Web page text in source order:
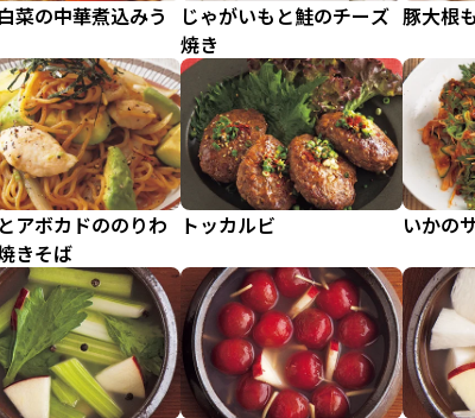
菜の中華煮込みう
じゃがいもと鮭のチーズ
焼き
豚大根
アボカドののりわ
きそば
トッカルビ いかの